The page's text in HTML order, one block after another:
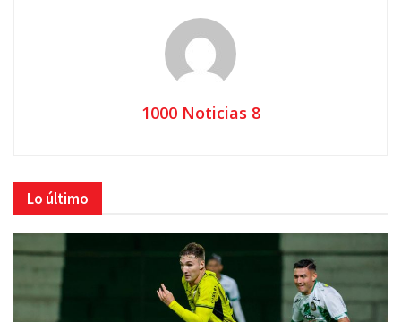
1000 Noticias 8
Lo último